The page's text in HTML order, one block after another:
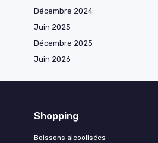
Décembre 2024
Juin 2025
Décembre 2025
Juin 2026
Shopping
Boissons alcoolisées